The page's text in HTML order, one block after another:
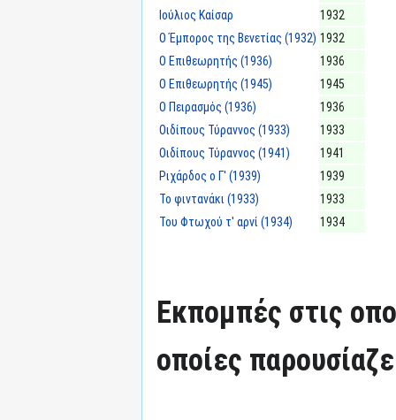
Ιούλιος Καίσαρ
1932
Ο Έμπορος της Βενετίας (1932) 1932
Ο Επιθεωρητής (1936)
1936
Ο Επιθεωρητής (1945)
1945
Ο Πειρασμός (1936)
1936
Οιδίπους Τύραννος (1933)
1933
Οιδίπους Τύραννος (1941)
1941
Ριχάρδος ο Γ' (1939)
1939
Το φιντανάκι (1933)
1933
Του Φτωχού τ' αρνί (1934)
1934
Εκπομπές στις
οποίες